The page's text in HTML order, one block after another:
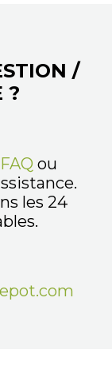
/
?
FAQ ou
les 24